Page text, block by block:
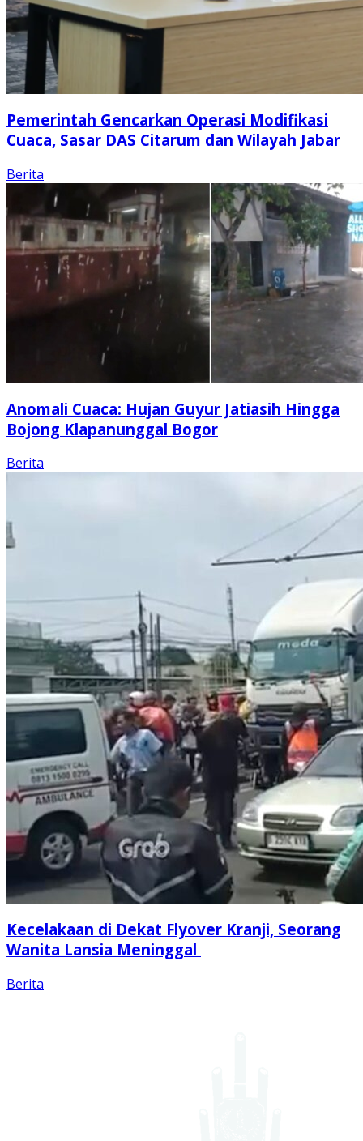
Pemerintah Gencarkan Operasi Modifikasi
Cuaca, Sasar DAS Citarum dan Wilayah Jabar
Berita
Anomali Cuaca: Hujan Guyur Jatiasih Hingga
Bojong Klapanunggal Bogor
Berita
Kecelakaan di Dekat Flyover Kranji, Seorang
Wanita Lansia Meninggal
Berita